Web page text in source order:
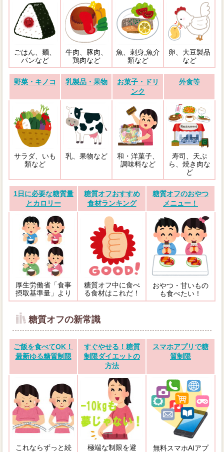
ごはん、麺、
パンなど
牛肉、豚肉、
鶏肉など
魚、刺身,魚介
類など
卵、大豆製品
など
野菜・キノコ 乳製品・果物
お菓子・ドリ
ンク
外食等
サラダ、いも
類など
乳、果物など
和・洋菓子、
調味料など
寿司、天ぷ
ら、焼き肉な
ど
1日に必要な糖質量
とカロリー
糖質オフおすすめ
食材ランキング
糖質オフのおやつ
メニュー！
厚生労働省「食事
摂取基準量」より
糖質オフ中に食べ
る食材はこれだ！
おやつ・甘いもの
も食べたい！
糖質オフの新常識
ご飯を食べてOK！
最新ゆる糖質制限
すぐやせる！糖質
制限ダイエットの
方法
スマホアプリで糖
質制限
これならずっと続
極端な制限を避
無料スマホAIアプ